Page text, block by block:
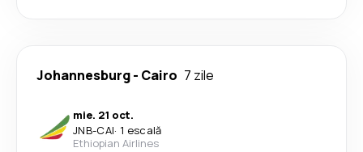
Johannesburg- Cairo 7 zile
mie. 21 oct.
JNB-CAI· 1 escală
Ethiopian Airlines